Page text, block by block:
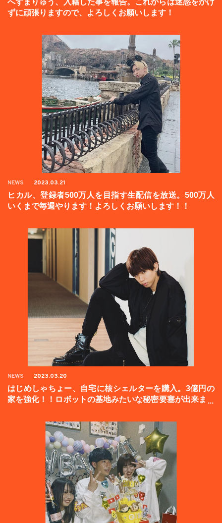
ずに頑張りますので、よろしくお願いします！
NEWS 2023.03.21
ヒカル、登録者500万人を目指す生配信を放送。500万人
いくまで毎週やります！よろしくお願いします！！
NEWS 2023.03.20
はじめしゃちょー、自宅に核シェルターを購入。3億円の
家を強化！！ロボットの基地みたいな秘密要塞が出来まし